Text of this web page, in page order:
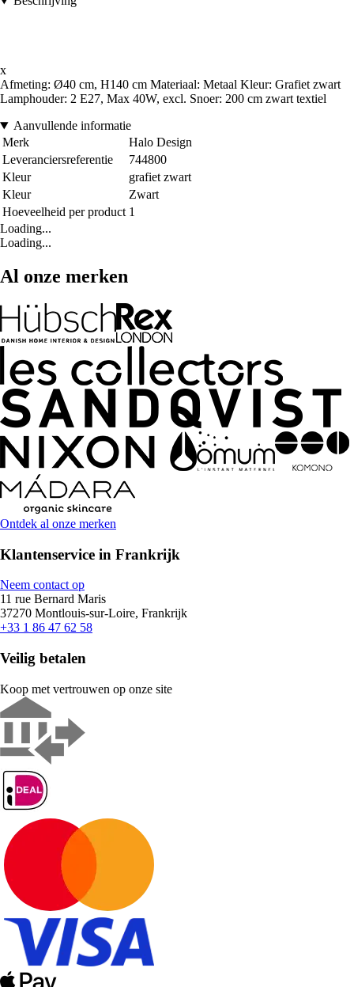
x
Afmeting: Ø40 cm, H140 cm Materiaal: Metaal Kleur: Grafiet zwart
Lamphouder: 2 E27, Max 40W, excl. Snoer: 200 cm zwart textiel
Aanvullende informatie
Merk
Halo Design
Leveranciersreferentie
744800
Kleur
grafiet zwart
Kleur
Zwart
Hoeveelheid per product 1
Loading...
Loading...
Al onze merken
Ontdek al onze merken
Klantenservice in Frankrijk
Neem contact op
11 rue Bernard Maris
37270 Montlouis-sur-Loire, Frankrijk
+33 1 86 47 62 58
Veilig betalen
Koop met vertrouwen op onze site